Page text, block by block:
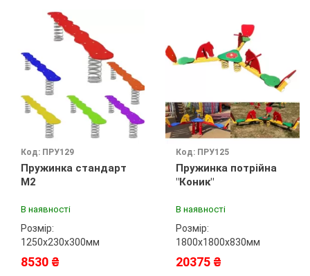
Код: ПРУ129
Пружинка стандарт
М2
В наявності
Розмір:
1250х230х300мм
8530 ₴
Код: ПРУ125
Пружинка потрійна
"Коник"
В наявності
Розмір:
1800х1800х830мм
20375 ₴